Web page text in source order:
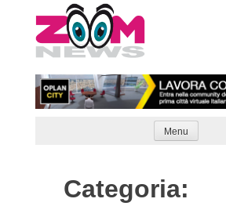
to
content
Menu
Categoria: